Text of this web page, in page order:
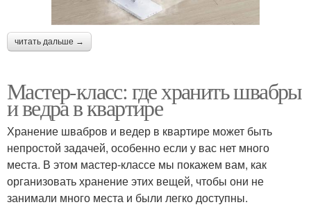
читать дальше →
Мастер-класс: где хранить швабры
и ведра в квартире
Хранение швабров и ведер в квартире может быть
непростой задачей, особенно если у вас нет много
места. В этом мастер-классе мы покажем вам, как
организовать хранение этих вещей, чтобы они не
занимали много места и были легко доступны.